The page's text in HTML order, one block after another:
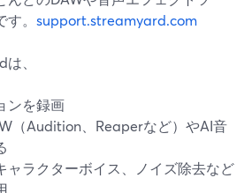
。 support.streamyard.com
、
ンを録画
（Audition、Reaperなど）やAI音
ャラクターボイス、ノイズ除去など